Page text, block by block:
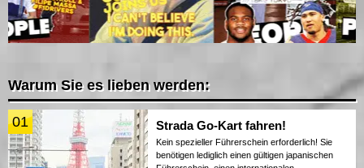
Warum Sie es lieben werden:
01 Strada Go-Kart fahren!
Kein spezieller Führerschein erforderlich! Sie
benötigen lediglich einen gültigen japanischen